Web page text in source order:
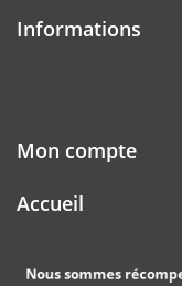
Informations
Mon compte
Accueil